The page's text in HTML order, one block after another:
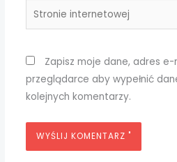
Stronie
Zapisz moje dane, adres
przeglądarce aby wypełnić
kolejnych komentarzy.